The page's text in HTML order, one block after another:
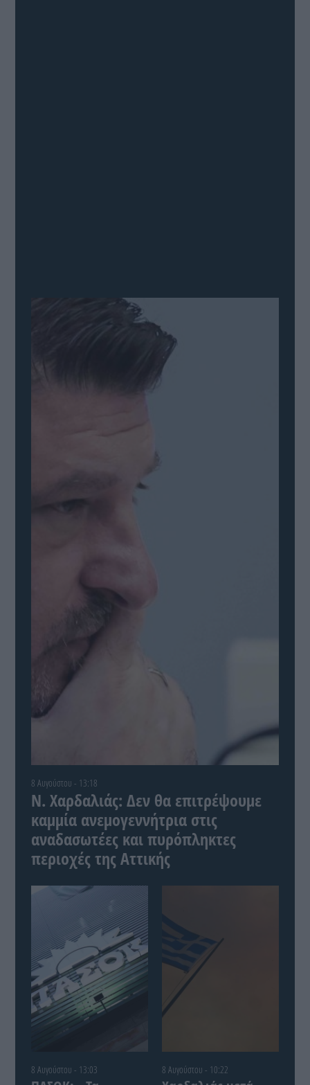
8 Αυγούστου - 13:18
Ν. Χαρδαλιάς: Δεν θα επιτρέψουμε
καμμία ανεμογεννήτρια στις
αναδασωτέες και πυρόπληκτες
περιοχές της Αττικής
8 Αυγούστου - 13:03 8 Αυγούστου - 10:22